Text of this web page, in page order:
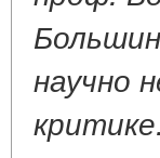
научно
критике.